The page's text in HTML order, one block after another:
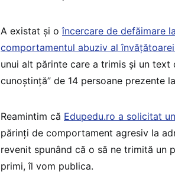
A existat și oîncercare de defăimare
comportamentul abuziv al învățătoarei
unui alt părinte care a trimis și un
cunoștință” de 14 persoane prezente
Reamintim că Edupedu.ro a solicitat
părinți de comportament agresiv la
revenit spunând că o să ne trimită un
primi, îl vom publica.